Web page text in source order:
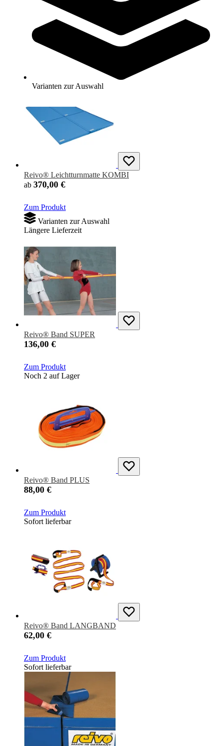
Varianten zur Auswahl
Reivo® Turnmatte KOMBI
401,00 €
Zum Produkt
Varianten zur Auswahl
Reivo® Leichtturnmatte KOMBI
ab 370,00 €
Zum Produkt
Varianten zur Auswahl
Längere Lieferzeit
Reivo® Band SUPER
136,00 €
Zum Produkt
Noch 2 auf Lager
Reivo® Band PLUS
88,00 €
Zum Produkt
Sofort lieferbar
Reivo® Band LANGBAND
62,00 €
Zum Produkt
Sofort lieferbar